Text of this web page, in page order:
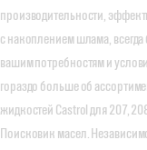
производительности,
с накоплением шлама,
вашим потребностям и
гораздо больше об
жидкостей Castrol для 207,
Поисковик масел.